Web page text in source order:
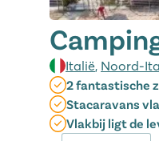
Italië, Noord-
2 fantastische
Stacaravans
Vlakbij ligt de